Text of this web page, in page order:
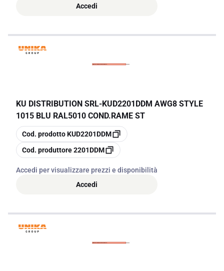
Accedi
KU DISTRIBUTION SRL-KUD2201DDM AWG8 STYLE
1015 BLU RAL5010 COND.RAME ST
copia
Cod. prodottoKUD2201DDM
copia
Cod. produttore2201DDM
Accedi per visualizzare prezzi e disponibilità
Accedi